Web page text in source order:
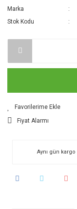
Marka
Stok Kodu
Fiyat Alarmı
Aynı gün kargo